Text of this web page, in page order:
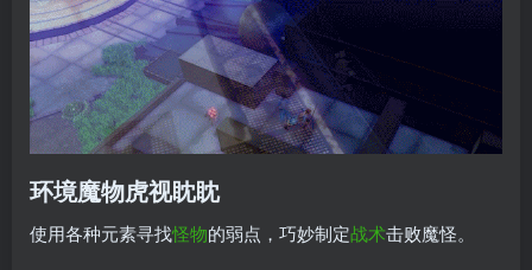
环境魔物虎视眈眈
使用各种元素寻找怪物的弱点，巧妙制定战术击败魔怪。